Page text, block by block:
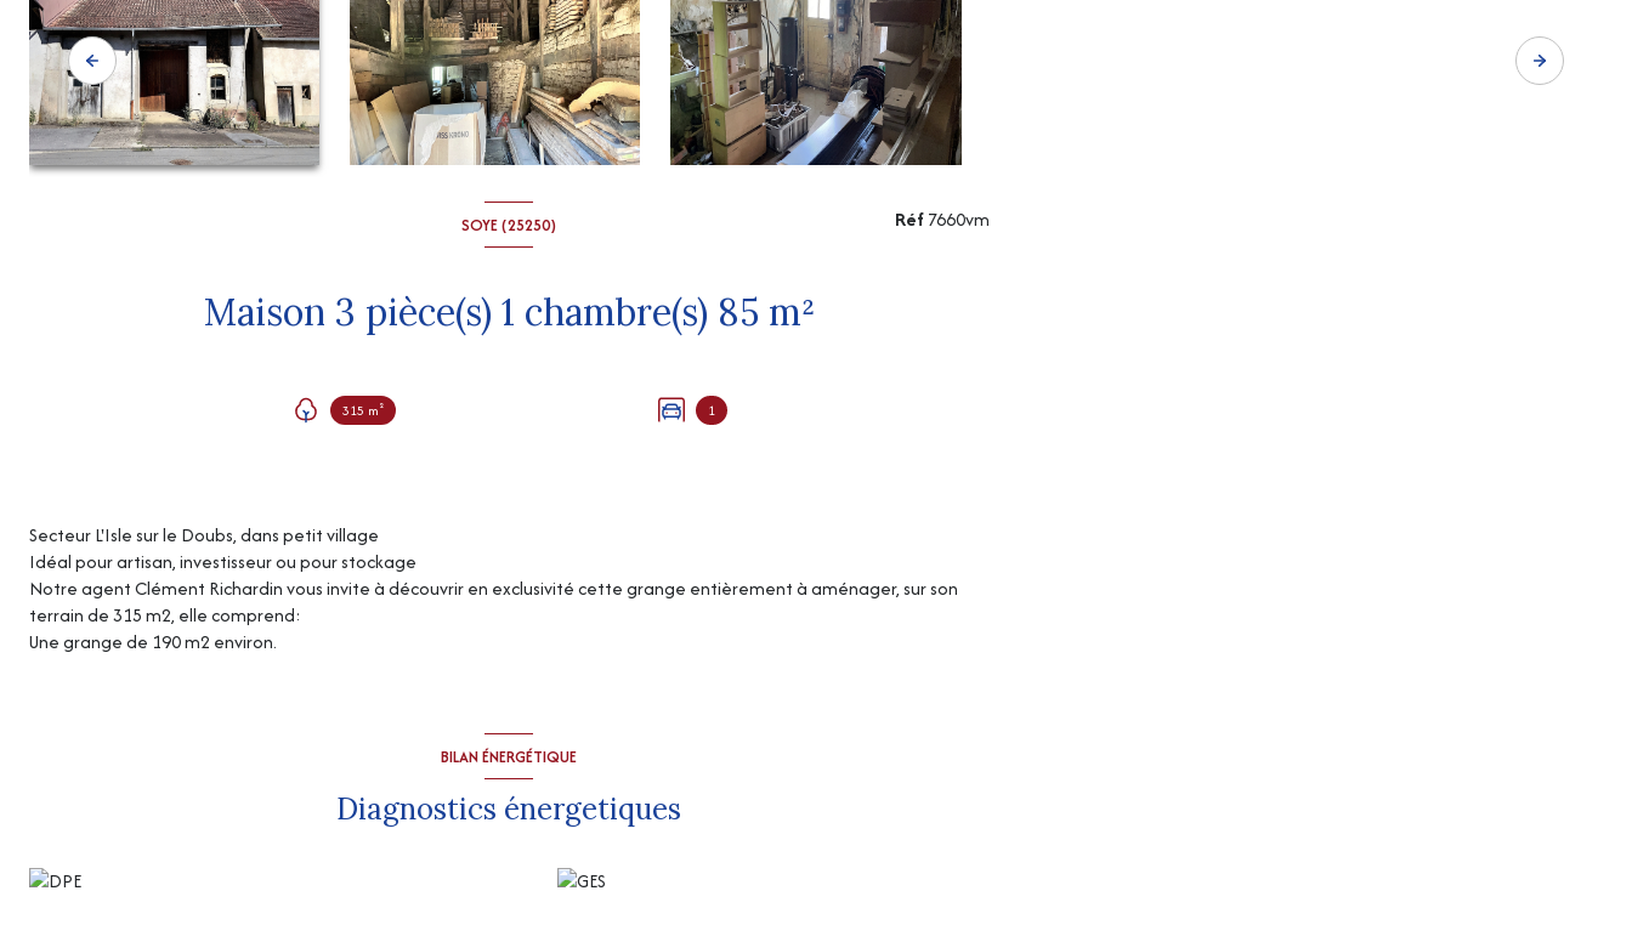
SOYE (25250)
Maison 3 pièce(s) 1 chambre(s) 85 m²
315 m² 1
Réf7660vm
Secteur L'Isle sur le Doubs, dans petit village
Idéal pour artisan, investisseur ou pour stockage
Notre agent Clément Richardin vous invite à découvrir en exclusivité cette grange entièrement à aménager, sur son
terrain de 315 m2, elle comprend:
Une grange de 190 m2 environ.
BILAN ÉNERGÉTIQUE
Diagnostics énergetiques